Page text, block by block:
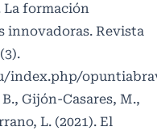
La formación
innovadoras. Revista
index.php/
Gijón-Casares, M.,
L. (2021). El